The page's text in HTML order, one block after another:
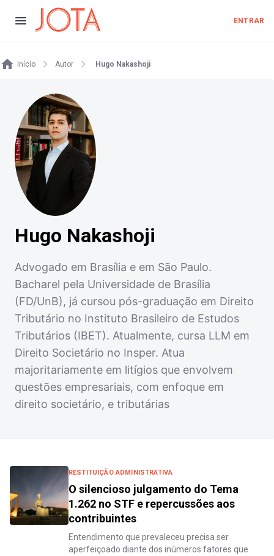
ENTRAR
Início Autor Hugo Nakashoji
Hugo Nakashoji
Advogado em Brasília e em São Paulo.
Bacharel pela Universidade de Brasília
(FD/UnB), já cursou pós-graduação em Direito
Tributário no Instituto Brasileiro de Estudos
Tributários (IBET). Atualmente, cursa LLM em
Direito Societário no Insper. Atua
majoritariamente em litígios que envolvem
questões empresariais, com enfoque em
direito societário, e tributárias
RESTITUIÇÃO ADMINISTRATIVA
O silencioso julgamento do Tema
1.262 no STF e repercussões aos
contribuintes
Entendimento que prevaleceu precisa ser
aperfeiçoado diante dos inúmeros fatores que